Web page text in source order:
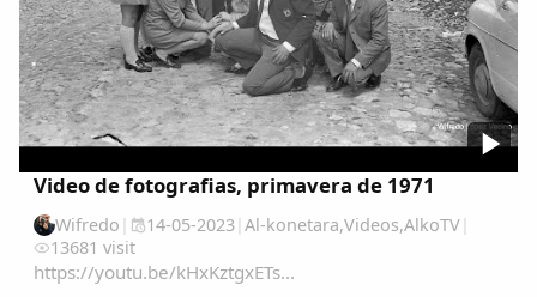
Video de fotografias, primavera de 1971
Wifredo | 14-05-2023| Al-konetara,Videos,AlkoTV|
13681 visit
https://youtu.be/kHxKztgxETs...